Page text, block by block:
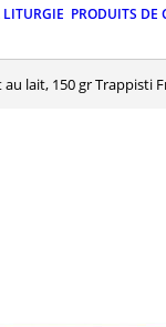
LITURGIE PRODUITS DE
au lait, 150 gr Trappisti